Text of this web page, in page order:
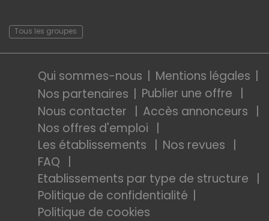
Tous les groupes
Qui sommes-nous
Mentions légales
Nos partenaires
Publier une offre
Nous contacter
Accès annonceurs
Nos offres d'emploi
Les établissements
Nos revues
FAQ
Etablissements par type de structure
Politique de confidentialité
Politique de cookies